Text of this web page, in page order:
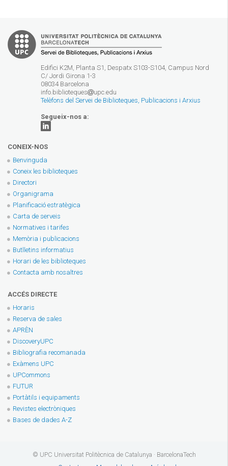
Edifici K2M, Planta S1, Despatx S103-S104, Campus Nord
C/ Jordi Girona 1-3
08034 Barcelona
info.biblioteques
upc.edu
Telèfons del Servei de Biblioteques, Publicacions i Arxius
Segueix-nos a:
CONEIX-NOS
Benvinguda
Coneix les biblioteques
Directori
Organigrama
Planificació estratègica
Carta de serveis
Normatives i tarifes
Memòria i publicacions
Butlletins informatius
Horari de les biblioteques
Contacta amb nosaltres
ACCÉS DIRECTE
Horaris
Reserva de sales
APRÈN
DiscoveryUPC
Bibliografia recomanada
Exàmens UPC
UPCommons
FUTUR
Portàtils i equipaments
Revistes electròniques
Bases de dades A-Z
© UPC Universitat Politècnica de Catalunya · BarcelonaTech